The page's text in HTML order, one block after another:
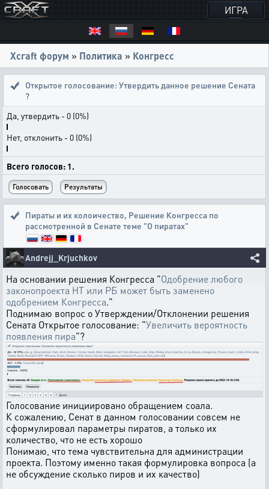
ИГРА
Xcraft форум » Политика » Конгресс
Открытое голосование: Утвердить данное решение Сената
?
Да, утвердить - 0 (0%)
Нет, отклонить - 0 (0%)
Всего голосов: 1.
Пираты и их колоичество, Решение Конгресса по
рассмотренной в Сенате теме "О пиратах"
Andrejj_Krjuchkov
На основании решения Конгресса "Одобрение любого
законопроекта НТ или РБ может быть заменено
одобрением Конгресса."
Поднимаю вопрос о Утверждении/Отклонении решения
Сената Открытое голосование: "Увеличить вероятность
появления пира"?
Голосование инициировано обращением соала.
К сожалению, Сенат в данном голосовании совсем не
сформулировал параметры пиратов, а только их
количество, что не есть хорошо
Понимаю, что тема чувствительна для администрации
проекта. Поэтому именно такая формулировка вопроса (а
не обсуждение сколько пиров и их качество)